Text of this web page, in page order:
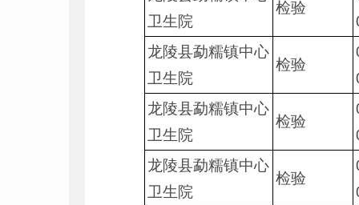
卫生院
检验
龙陵县勐糯镇中心
卫生院
检验
龙陵县勐糯镇中心
卫生院
检验
龙陵县勐糯镇中心
卫生院
检验